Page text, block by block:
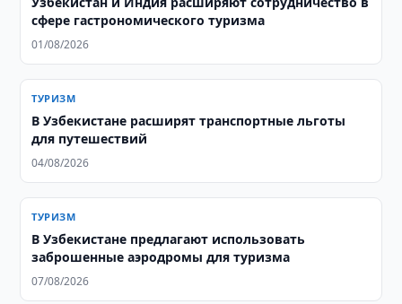
сфере гастрономического туризма
01/08/2026
ТУРИЗМ
В Узбекистане расширят транспортные льготы
для путешествий
04/08/2026
ТУРИЗМ
В Узбекистане предлагают использовать
заброшенные аэродромы для туризма
07/08/2026